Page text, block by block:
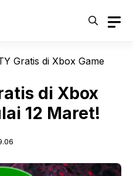
Gratis di Xbox Game
di Xbox
12 Maret!